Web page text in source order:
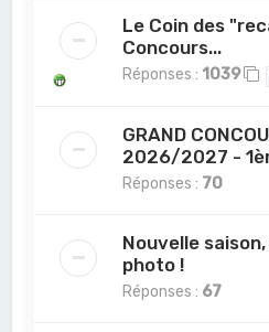
Le Coin des
Concours...
Réponses : 1039
GRAND
2026/2027 -
Réponses : 70
Nouvelle
photo !
Réponses : 67